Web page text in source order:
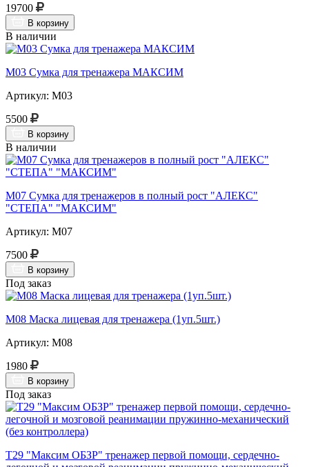
19700
В корзину
В наличии
М03 Сумка для тренажера МАКСИМ
Артикул: М03
5500
В корзину
В наличии
М07 Сумка для тренажеров в полный рост "АЛЕКС"
"СТЕПА" "МАКСИМ"
Артикул: М07
7500
В корзину
Под заказ
М08 Маска лицевая для тренажера (1уп.5шт.)
Артикул: М08
1980
В корзину
Под заказ
Т29 "Максим ОБЗР" тренажер первой помощи, сердечно-